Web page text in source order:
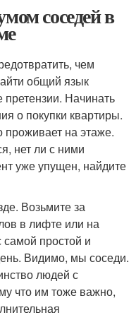
соседей в
чем
общий язык
Начинать
о покупки квартиры.
проживает на этаже.
нет ли с ними
уже упущен, найдите
Возьмите за
в лифте или на
простой и
Видимо, мы соседи.
людей с
что им тоже важно,